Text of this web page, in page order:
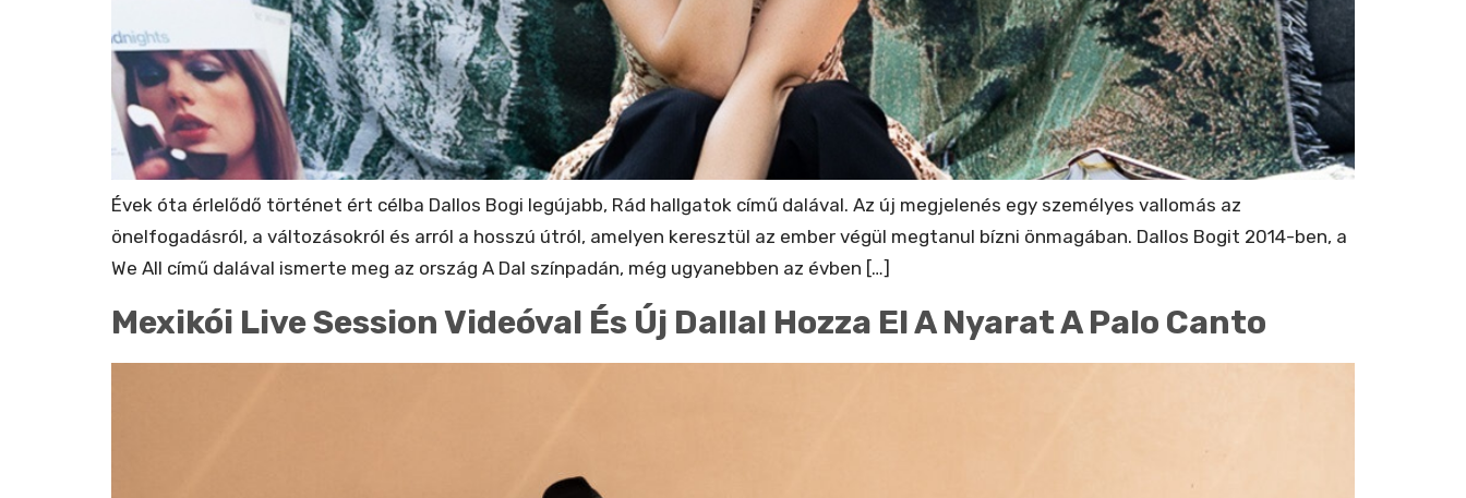
Évek óta érlelődő történet ért célba Dallos Bogi legújabb, Rád hallgatok című dalával. Az új megjelenés egy személyes vallomás az
önelfogadásról, a változásokról és arról a hosszú útról, amelyen keresztül az ember végül megtanul bízni önmagában. Dallos Bogit 2014-ben, a
We All című dalával ismerte meg az ország A Dal színpadán, még ugyanebben az évben […]
Mexikói Live Session Videóval És Új Dallal Hozza El A Nyarat A Palo Canto